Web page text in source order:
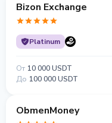
Bizon Exchange
Platinum
От 10 000 USDT
До 100 000 USDT
ObmenMoney